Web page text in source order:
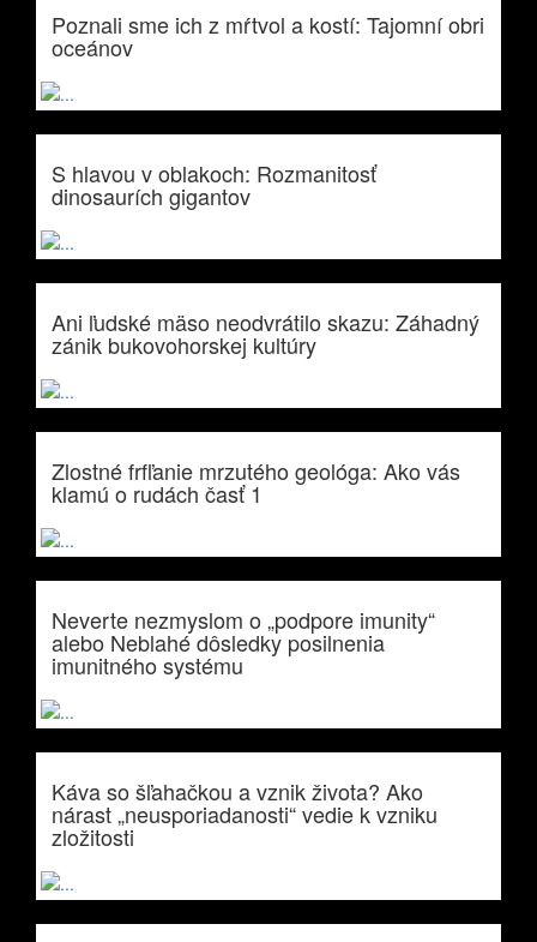
Poznali sme ich z mŕtvol a kostí: Tajomní obri
oceánov
S hlavou v oblakoch: Rozmanitosť
dinosaurích gigantov
Ani ľudské mäso neodvrátilo skazu: Záhadný
zánik bukovohorskej kultúry
Zlostné frfľanie mrzutého geológa: Ako vás
klamú o rudách časť 1
Neverte nezmyslom o „podpore imunity“
alebo Neblahé dôsledky posilnenia
imunitného systému
Káva so šľahačkou a vznik života? Ako
nárast „neusporiadanosti“ vedie k vzniku
zložitosti